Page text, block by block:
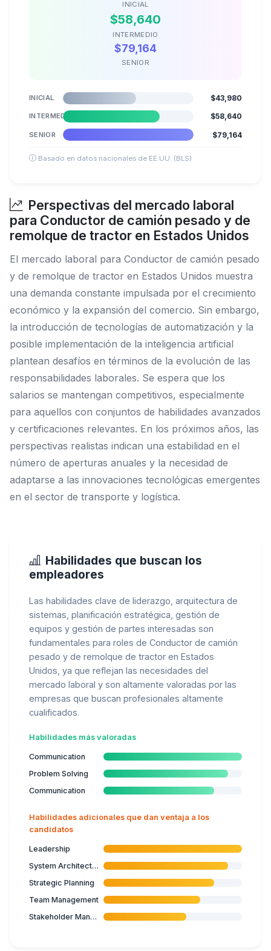
INICIAL
$58,640
INTERMEDIO
$79,164
SENIOR
INICIAL $43,980
INTERMEDIO $58,640
SENIOR $79,164
Basado en datos nacionales de EE.UU. (BLS)
Perspectivas del mercado laboral
para Conductor de camión pesado y de
remolque de tractor en Estados Unidos
El mercado laboral para Conductor de camión pesado
y de remolque de tractor en Estados Unidos muestra
una demanda constante impulsada por el crecimiento
económico y la expansión del comercio. Sin embargo,
la introducción de tecnologías de automatización y la
posible implementación de la inteligencia artificial
plantean desafíos en términos de la evolución de las
responsabilidades laborales. Se espera que los
salarios se mantengan competitivos, especialmente
para aquellos con conjuntos de habilidades avanzados
y certificaciones relevantes. En los próximos años, las
perspectivas realistas indican una estabilidad en el
número de aperturas anuales y la necesidad de
adaptarse a las innovaciones tecnológicas emergentes
en el sector de transporte y logística.
Habilidades que buscan los
empleadores
Las habilidades clave de liderazgo, arquitectura de
sistemas, planificación estratégica, gestión de
equipos y gestión de partes interesadas son
fundamentales para roles de Conductor de camión
pesado y de remolque de tractor en Estados
Unidos, ya que reflejan las necesidades del
mercado laboral y son altamente valoradas por las
empresas que buscan profesionales altamente
cualificados.
Habilidades más valoradas
Communication
Problem Solving
Communication
Habilidades adicionales que dan ventaja a los
candidatos
Leadership
System Architecture
Strategic Planning
Team Management
Stakeholder Management